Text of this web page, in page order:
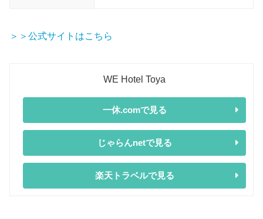
＞＞公式サイトはこちら
WE Hotel Toya
一休.comで見る
じゃらんnetで見る
楽天トラベルで見る